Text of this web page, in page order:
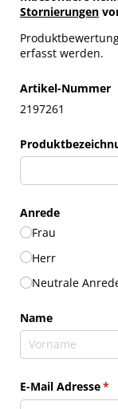
Stornierungen
erfasst werden.
Artikel-Nummer
2197261
Anrede
Frau
Herr
Neutrale
Name
E-Mail Adresse*